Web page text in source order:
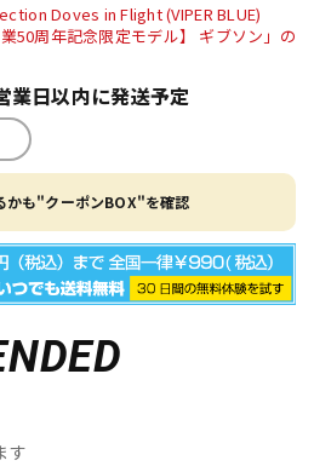
Doves in Flight (VIPER BLUE)
50周年記念限定モデル】 ギブソン」の
業日以内に発送予定
かも"クーポンBOX"を確認
す